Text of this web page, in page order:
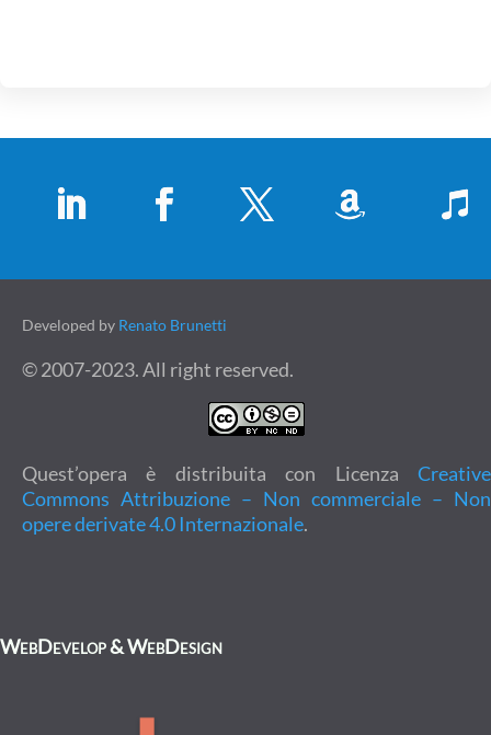
Developed by Renato Brunetti
© 2007-2023. All right reserved.
Quest’opera è distribuita con Licenza Creative
Commons Attribuzione – Non commerciale – Non
opere derivate 4.0 Internazionale.
WebDevelop & WebDesign